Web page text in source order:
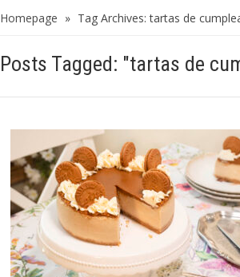
Homepage » Tag Archives: tartas de
Posts Tagged: "tartas de